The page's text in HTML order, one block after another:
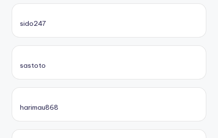
sido247
sastoto
harimau868